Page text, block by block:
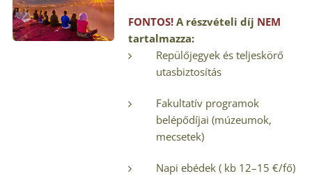
FONTOS! A részvételi díj NEM
tartalmazza:
Repülőjegyek és teljeskörő
utasbiztosítás
Fakultatív programok
belépődíjai (múzeumok,
mecsetek)
Napi ebédek ( kb 12–15 €/fő)